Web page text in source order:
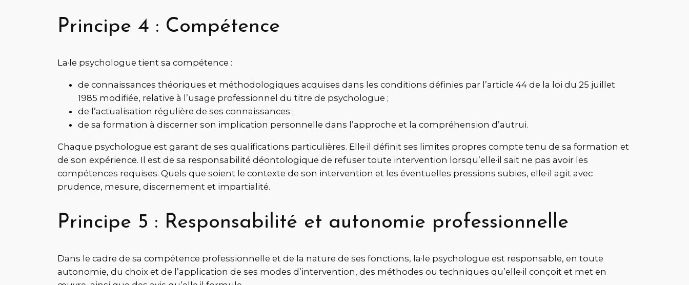
Principe 4 : Compétence
La·le psychologue tient sa compétence :
de connaissances théoriques et méthodologiques acquises dans les conditions définies par l’article 44 de la loi du 25 juillet
1985 modifiée, relative à l’usage professionnel du titre de psychologue ;
de l’actualisation régulière de ses connaissances ;
de sa formation à discerner son implication personnelle dans l’approche et la compréhension d’autrui.
Chaque psychologue est garant de ses qualifications particulières. Elle·il définit ses limites propres compte tenu de sa formation et
de son expérience. Il est de sa responsabilité déontologique de refuser toute intervention lorsqu’elle·il sait ne pas avoir les
compétences requises. Quels que soient le contexte de son intervention et les éventuelles pressions subies, elle·il agit avec
prudence, mesure, discernement et impartialité.
Principe 5 : Responsabilité et autonomie professionnelle
Dans le cadre de sa compétence professionnelle et de la nature de ses fonctions, la·le psychologue est responsable, en toute
autonomie, du choix et de l’application de ses modes d’intervention, des méthodes ou techniques qu’elle·il conçoit et met en